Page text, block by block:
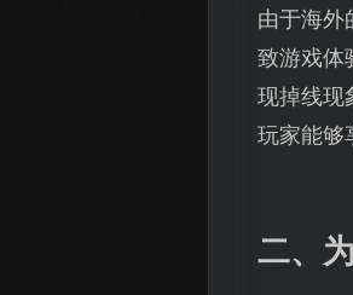
由于海外
致游戏体
现掉线现
玩家能够
二、